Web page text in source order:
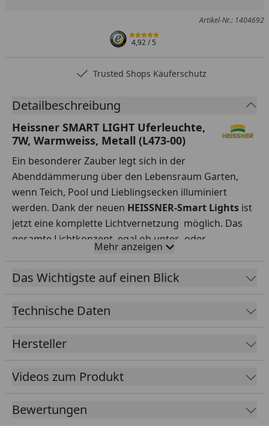
Artikel-Nr.: 1404692
4,92/ 5
Trusted Shops Käuferschutz
Detailbeschreibung
Heissner SMART LIGHT Uferleuchte,
7W, Warmweiss, Metall (L473-00)
Ein besonderer Zauber legt sich in der
Abenddämmerung über den Lebensraum Garten,
wenn Teich, Pool und Lieblingsecken illuminiert
werden. Dank der neuen HEISSNER-Smart Lights ist
jetzt eine komplette Lichtvernetzung möglich. Das
gesamte Lichtkonzept, egal ob unter- oder
überwasser kann einfach, dank dem 3 m
Anschlusskabel, über welches jede Leuchte verfügt,
miteinander verbunden werden.
Mehr anzeigen
Das Wichtigste auf einen Blick
Technische Daten
Hersteller
Videos zum Produkt
Bewertungen